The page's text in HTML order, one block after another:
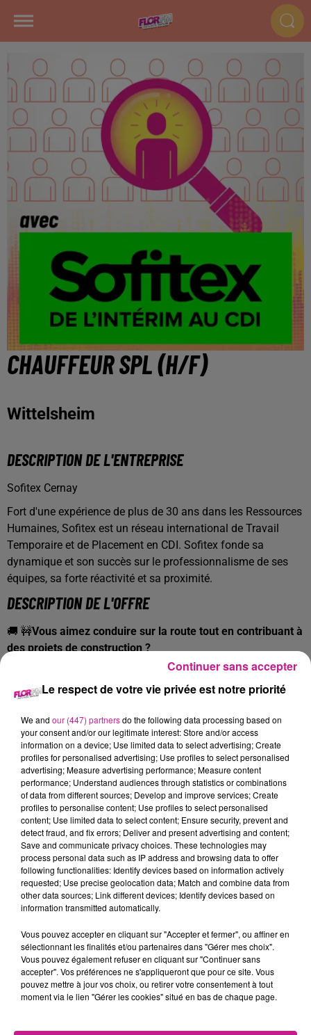
CHAUFFEUR SPL (H/F)
Wittelsheim
DESCRIPTION DE L'ENTREPRISE
Sofitex Cernay
Fort d'une expérience de plus de 30 ans dans les Ressources
Humaines, Sofitex est un réseau international de Travail
Temporaire et de Placement en CDI. Sofitex fonde sa
dynamique et son succès sur le professionnalisme de ses
équipes, sa forte réactivité et sa proximité.
DESCRIPTION DE L'OFFRE
🚚 🚧Vous aimez conduire sur la route tout en contribuant à
des projets de construction ?
Nous recrutons pour le compte de notre client situé à
Wittelsheim, un Chauffeur SPL (H/F).
Effectuer le chargement et le déchargement des
marchandises tout en s’assurant que celles-ci soient
correctement sécurisées
Assurer le transport de matériaux liés aux travaux
publics (terre, gravats, enrobés, etc.)
Intervenir sur des opérations manœuvre, de rabotage et
approvisionner les chantiers
Gérer les documents administratifs de transport et
veiller au bon respect de l’ensemble des formalités
requises.
Vérifier l’état du véhicule avant chaque départ, signaler
toute anomalie et réaliser la maintenance de base
Communiquer efficacement avec le personnel
logistique et les responsables de chantier afin de
coordonner les livraisons
🕒Conditions de travail :
Le respect de votre vie privée est notre priorité
We and our (447) partnersdo the following data processing based on
your consent and/or our legitimate interest: Store and/or access
information on a device; Use limited data to select advertising; Create
profiles for personalised advertising; Use profiles to select personalised
advertising; Measure advertising performance; Measure content
performance; Understand audiences through statistics or combinations
of data from different sources; Develop and improve services; Create
profiles to personalise content; Use profiles to select personalised
content; Use limited data to select content; Ensure security, prevent and
detect fraud, and fix errors; Deliver and present advertising and content;
Save and communicate privacy choices. These technologies may
process personal data such as IP address and browsing data to offer
following functionalities: Identify devices based on information actively
requested; Use precise geolocation data; Match and combine data from
other data sources; Link different devices; Identify devices based on
information transmitted automatically.
Vous pouvez accepter en cliquant sur "Accepter et fermer", ou affiner en
sélectionnant les finalités et/ou partenaires dans "Gérer mes choix".
Vous pouvez également refuser en cliquant sur "Continuer sans
accepter". Vos préférences ne s'appliqueront que pour ce site. Vous
pouvez mettre à jour vos choix, ou retirer votre consentement à tout
moment via le lien "Gérer les cookies" situé en bas de chaque page.
Continuer sans accepter